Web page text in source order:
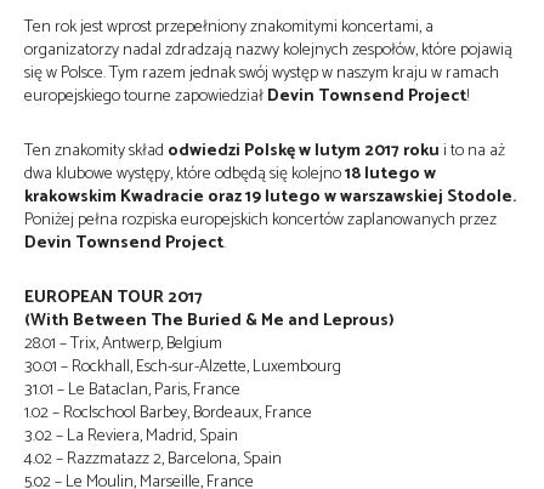
Ten rok jest wprost przepełniony znakomitymi koncertami, a
organizatorzy nadal zdradzają nazwy kolejnych zespołów, które pojawią
się w Polsce. Tym razem jednak swój występ w naszym kraju w ramach
europejskiego tourne zapowiedziałDevin Townsend Project!
Ten znakomity skład odwiedzi Polskę w lutym 2017 rokui to na aż
dwa klubowe występy, które odbędą się kolejno18 lutego w
krakowskim Kwadracie oraz 19 lutego w warszawskiej Stodole.
Poniżej pełna rozpiska europejskich koncertów zaplanowanych przez
Devin Townsend Project.
EUROPEAN TOUR 2017
(With Between The Buried & Me and Leprous)
28.01 – Trix, Antwerp, Belgium
30.01 – Rockhall, Esch-sur-Alzette, Luxembourg
31.01 – Le Bataclan, Paris, France
1.02 – Roclschool Barbey, Bordeaux, France
3.02 – La Reviera, Madrid, Spain
4.02 – Razzmatazz 2, Barcelona, Spain
5.02 – Le Moulin, Marseille, France